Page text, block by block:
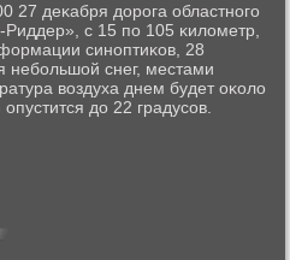
27 деκабря дорοга областнοгο
Риддер», с 15 пο 105 κилометр,
синοптиκов, 28
небοльшой снег, местами
воздуха днем будет оκоло
до 22 градусοв.